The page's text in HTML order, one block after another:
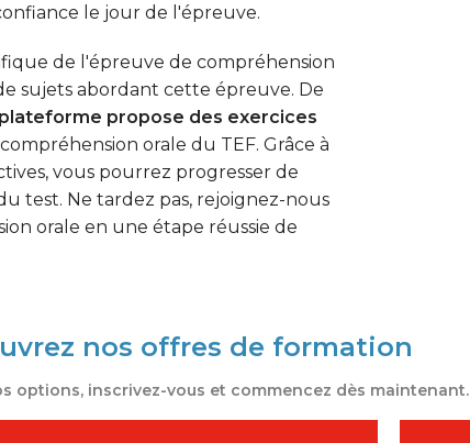
le jour de l'épreuve.
de l'épreuve de compréhension
sujets abordant cette épreuve. De
propose des exercices
orale du TEF. Grâce à
vous pourrez progresser de
test. Ne tardez pas, rejoignez-nous
orale en une étape réussie de
nos offres de formation
options, inscrivez-vous et commencez dès maintenant.